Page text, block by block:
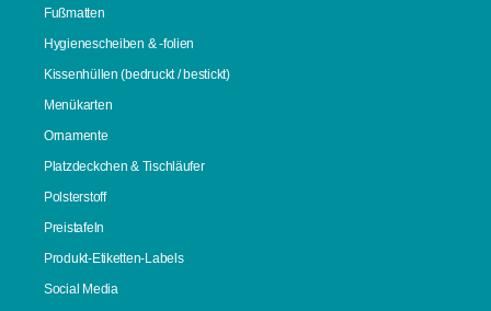
Fußmatten
Hygienescheiben & -folien
Kissenhüllen (bedruckt / bestickt)
Menükarten
Ornamente
Platzdeckchen & Tischläufer
Polsterstoff
Preistafeln
Produkt-Etiketten-Labels
Social Media